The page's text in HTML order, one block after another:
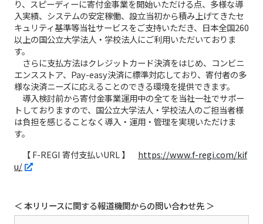
り、スピーディーに寄付金事業を開始いただける点、多様な導
入実績、システムの安定稼働、設立当初から積み上げてきたセ
キュリティ基準等当社サービスをご支持いただき、日本全国260
以上の国公立大学法人・学校法人にご利用いただいておりま
す。
さらに支払方法はクレジットカード決済をはじめ、コンビニ
エンスストア、Pay-easy決済に標準対応しており、寄付者の多
様な決済ニーズに応えることのできる環境を提供できます。
導入検討前から寄付金事業運用中の全てを当社一社でサポー
トしておりますので、国公立大学法人・学校法人のご担当者様
は負担を感じることなく導入・運用・管理を実現いただけま
す。
【 F-REGI 寄付支払いURL 】 https://www.f-regi.com/kif
u/
＜ 本リリースに関する報道機関からの問い合わせ先 ＞